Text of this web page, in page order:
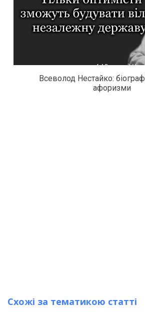
Всеволод Нестайко:
афоризми
Схожі за тематикою статті